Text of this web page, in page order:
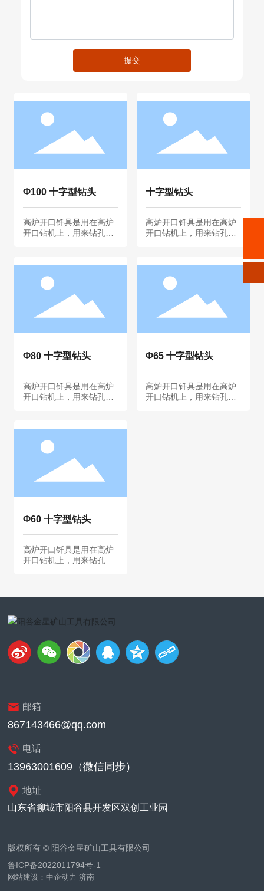
提交
Φ100 十字型钻头
高炉开口钎具是用在高炉
开口钻机上，用来钻孔放
本公司生产的高炉开口钎
具已形成系列化、规模
化，具有优异的刚性、韧
性、抗弯曲、耐磨性能好
等优点。本公司生产高炉
开口钎具主要包含：十字
001质量管理体系进行质
量控制，所有产品规格参
数均可定制，期待与贵公
司合作。
十字型钻头
高炉开口钎具是用在高炉
开口钻机上，用来钻孔放
本公司生产的高炉开口钎
具已形成系列化、规模
化，具有优异的刚性、韧
性、抗弯曲、耐磨性能好
等优点。本公司生产高炉
开口钎具主要包含：十字
001质量管理体系进行质
量控制，所有产品规格参
数均可定制，期待与贵公
司合作。
Φ80 十字型钻头
高炉开口钎具是用在高炉
开口钻机上，用来钻孔放
本公司生产的高炉开口钎
具已形成系列化、规模
化，具有优异的刚性、韧
性、抗弯曲、耐磨性能好
等优点。本公司生产高炉
开口钎具主要包含：十字
001质量管理体系进行质
量控制，所有产品规格参
数均可定制，期待与贵公
司合作。
Φ65 十字型钻头
高炉开口钎具是用在高炉
开口钻机上，用来钻孔放
Φ60 十字型钻头
高炉开口钎具是用在高炉
开口钻机上，用来钻孔放
性、抗弯曲、耐磨性能好
开口钎具主要包含：十字
型、球齿型、三爪型等，
本公司生产严格按照ISO9
司合作。
邮箱
867143466@qq.com
电话
13963001609（微信同步）
地址
山东省聊城市阳谷县开发区双创工业园
版权所有 © 阳谷金星矿山工具有限公司
鲁ICP备2022011794号-1
网站建设：中企动力 济南
手机: 13963001609